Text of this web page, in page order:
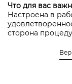
Что для вас
Настроена в
сторона
Самарина